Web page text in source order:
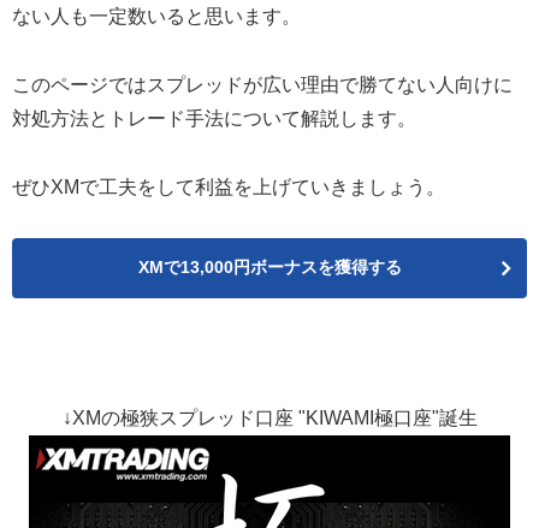
ない人も一定数いると思います。
このページではスプレッドが広い理由で勝てない人向けに
対処方法とトレード手法について解説します。
ぜひXMで工夫をして利益を上げていきましょう。
XMで13,000円ボーナスを獲得する
↓XMの極狭スプレッド口座 "KIWAMI極口座"誕生